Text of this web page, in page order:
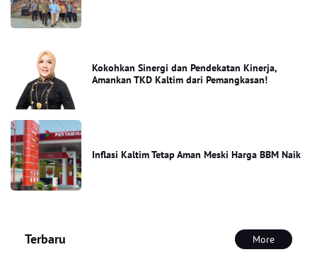
Kokohkan Sinergi dan Pendekatan Kinerja,
Amankan TKD Kaltim dari Pemangkasan!
Inflasi Kaltim Tetap Aman Meski Harga BBM Naik
Terbaru More